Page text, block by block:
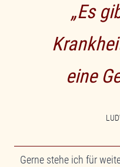
„Es
eine
Gerne stehe ich für